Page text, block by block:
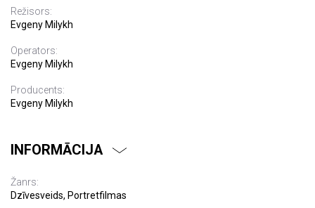
Režisors:
Evgeny Milykh
Operators:
Evgeny Milykh
Producents:
Evgeny Milykh
INFORMĀCIJA
Žanrs:
Dzīvesveids, Portretfilmas